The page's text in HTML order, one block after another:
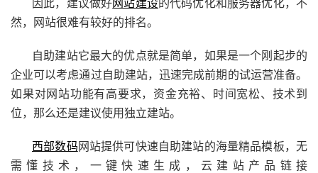
然，网站很难有较好的排名。
自助建站它最大的优点就是简单，如果是一个刚起步的
企业可以考虑通过自助建站，迅速完成前期的试运营准备。
如果对网站功能有高要求，资金充裕、时间宽松、技术到
位，那么还是建议使用独立建站。
西部数码网站提供可快速自助建站的海量精品模板，无
需懂技术，一键快速生成，云建站产品链接